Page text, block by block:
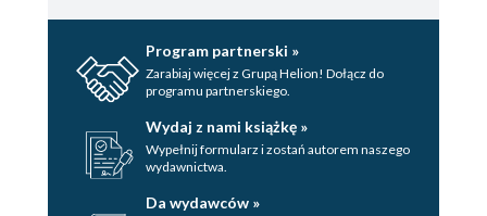
Program partnerski »
Zarabiaj więcej z Grupą Helion! Dołącz do
programu partnerskiego.
Wydaj z nami książkę »
Wypełnij formularz i zostań autorem naszego
wydawnictwa.
Da wydawców »